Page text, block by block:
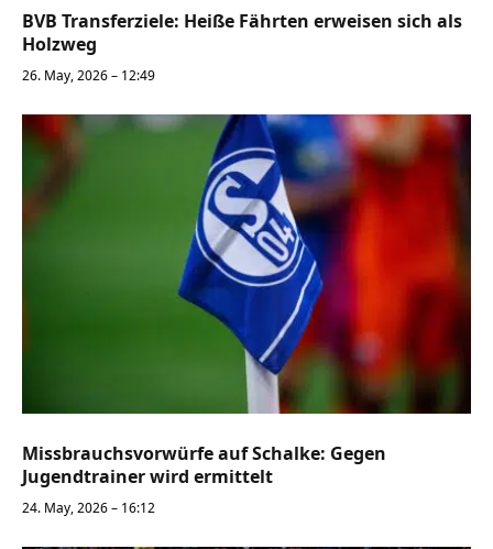
BVB Transferziele: Heiße Fährten erweisen sich als
Holzweg
26. May, 2026 – 12:49
Missbrauchsvorwürfe auf Schalke: Gegen
Jugendtrainer wird ermittelt
24. May, 2026 – 16:12